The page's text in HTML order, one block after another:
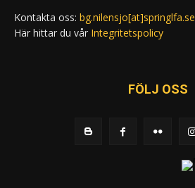
Kontakta oss: bg.nilensjo[at]springlfa.se
Här hittar du vår Integritetspolicy
FÖLJ OSS